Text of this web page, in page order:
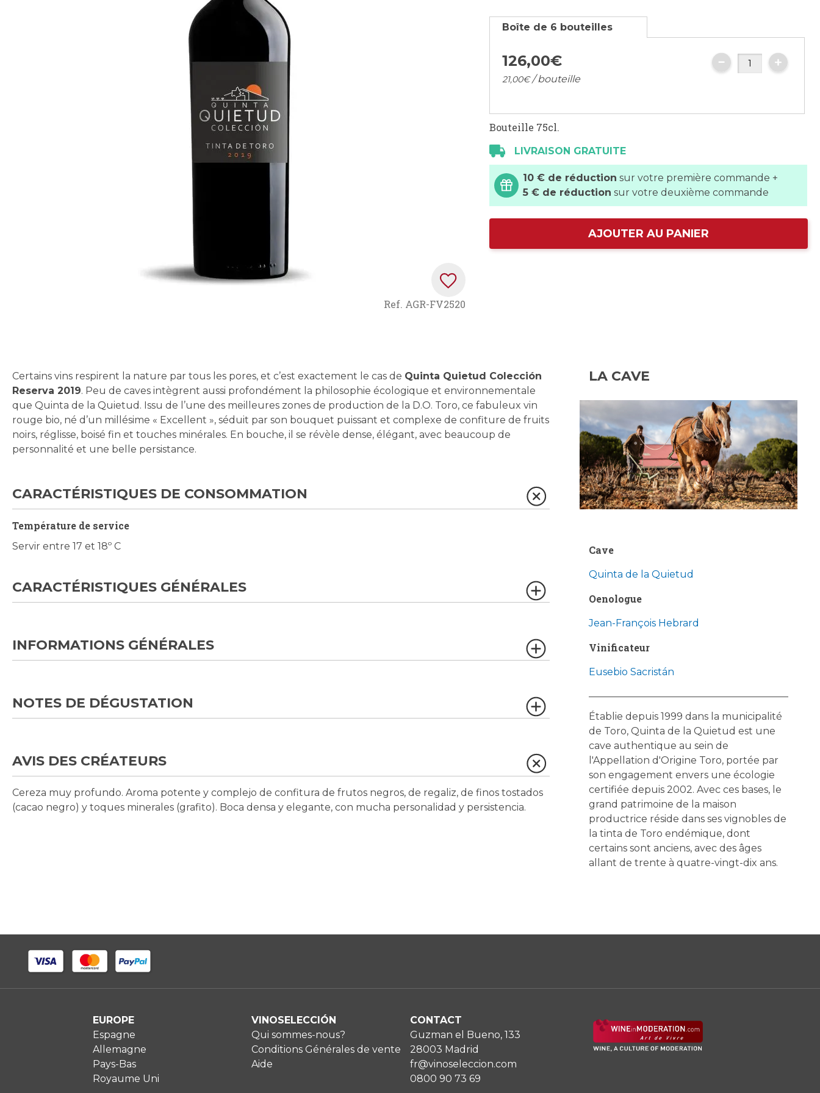
of
the
images
gallery
Ref. AGR-FV2520
Boîte de 6 bouteilles
126,00€
21,00€/ bouteille
Bouteille 75cl.
LIVRAISON GRATUITE
10 € de réduction sur votre première commande +
5 € de réduction sur votre deuxième commande
AJOUTER AU PANIER
Certains vins respirent la nature par tous les pores, et c’est exactement le cas de Quinta Quietud Colección
Reserva 2019. Peu de caves intègrent aussi profondément la philosophie écologique et environnementale
que Quinta de la Quietud. Issu de l’une des meilleures zones de production de la D.O. Toro, ce fabuleux vin
rouge bio, né d’un millésime « Excellent », séduit par son bouquet puissant et complexe de confiture de fruits
noirs, réglisse, boisé fin et touches minérales. En bouche, il se révèle dense, élégant, avec beaucoup de
personnalité et une belle persistance.
CARACTÉRISTIQUES DE CONSOMMATION
Température de service
Servir entre 17 et 18º C
CARACTÉRISTIQUES GÉNÉRALES
INFORMATIONS GÉNÉRALES
NOTES DE DÉGUSTATION
AVIS DES CRÉATEURS
Cereza muy profundo. Aroma potente y complejo de confitura de frutos negros, de regaliz, de finos tostados
(cacao negro) y toques minerales (grafito). Boca densa y elegante, con mucha personalidad y persistencia.
LA CAVE
Cave
Quinta de la Quietud
Oenologue
Jean-François Hebrard
Vinificateur
Eusebio Sacristán
Établie depuis 1999 dans la municipalité
de Toro, Quinta de la Quietud est une
cave authentique au sein de
l'Appellation d'Origine Toro, portée par
son engagement envers une écologie
certifiée depuis 2002. Avec ces bases, le
grand patrimoine de la maison
productrice réside dans ses vignobles de
la tinta de Toro endémique, dont
certains sont anciens, avec des âges
allant de trente à quatre-vingt-dix ans.
EUROPE
Espagne
Allemagne
Pays-Bas
Royaume Uni
VINOSELECCIÓN
Qui sommes-nous?
Conditions Générales de vente
Aide
CONTACT
Guzman el Bueno, 133
28003 Madrid
fr@vinoseleccion.com
0800 90 73 69